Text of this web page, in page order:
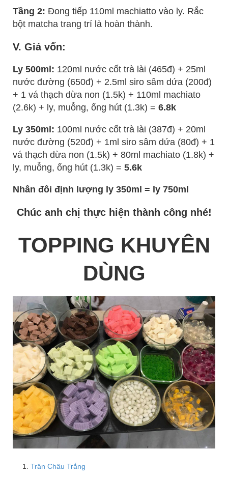
Tầng 2: Đong tiếp 110ml machiatto vào ly. Rắc
bột matcha trang trí là hoàn thành.
V. Giá vốn:
Ly 500ml: 120ml nước cốt trà lài (465đ) + 25ml
nước đường (650đ) + 2.5ml siro sâm dứa (200đ)
+ 1 vá thạch dừa non (1.5k) + 110ml machiato
(2.6k) + ly, muỗng, ống hút (1.3k) = 6.8k
Ly 350ml: 100ml nước cốt trà lài (387đ) + 20ml
nước đường (520đ) + 1ml siro sâm dứa (80đ) + 1
vá thạch dừa non (1.5k) + 80ml machiato (1.8k) +
ly, muỗng, ống hút (1.3k) = 5.6k
Nhân đôi định lượng ly 350ml = ly 750ml
Chúc anh chị thực hiện thành công nhé!
TOPPING KHUYÊN
DÙNG
Trân Châu Trắng